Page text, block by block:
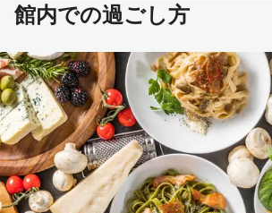
館内での過ごし方